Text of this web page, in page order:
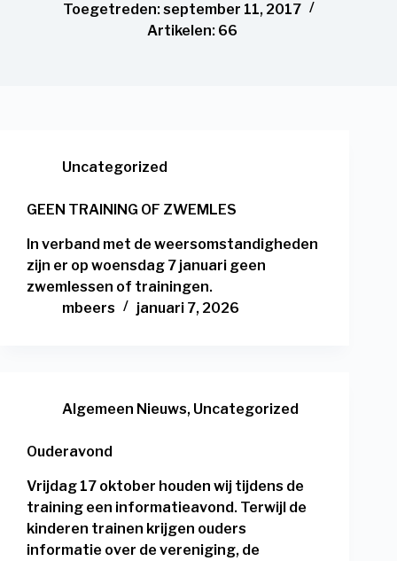
Toegetreden: september 11, 2017
Artikelen: 66
Uncategorized
GEEN TRAINING OF ZWEMLES
In verband met de weersomstandigheden
zijn er op woensdag 7 januari geen
zwemlessen of trainingen.
mbeers
januari 7, 2026
Algemeen Nieuws, Uncategorized
Ouderavond
Vrijdag 17 oktober houden wij tijdens de
training een informatieavond. Terwijl de
kinderen trainen krijgen ouders
informatie over de vereniging, de